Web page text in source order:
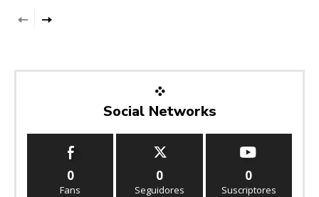
Social Networks
0
Fans
0
Seguidores
0
Suscriptores